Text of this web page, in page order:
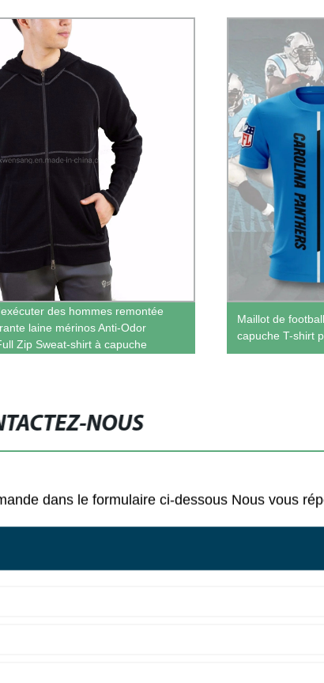
des hommes remontée
laine mérinos Anti-Odor
Zip Sweat-shirt à capuche
Maillot de
capuche T-shirt
NOUS
dans le formulaire ci-dessous Nous vous